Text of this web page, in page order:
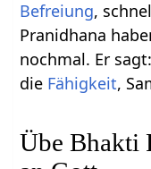
Befreiung,
Pranidhana
nochmal. Er
die Fähigkeit,
Übe Bhakti